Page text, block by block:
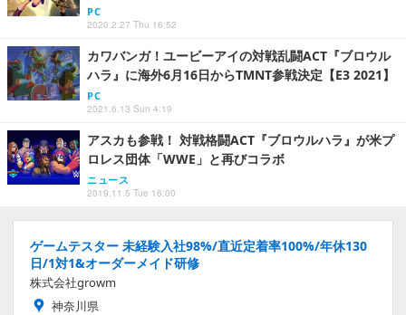
PC
2020.2.27 Thu 16:52
カワバンガ！ユービーアイの対戦乱闘ACT『ブロウル
ハラ』に海外6月16日からTMNT参戦決定【E3 2021】
PC
2021.6.13 Sun 4:19
アスカも参戦！ 対戦格闘ACT『ブロウルハラ』が米プ
ロレス団体「WWE」と再びコラボ
ニュース
2019.11.5 Tue 16:00
ゲームテスター 未経験入社98%/直近定着率100%/年休130
日/1対1&オーダーメイド研修
株式会社growm
神奈川県